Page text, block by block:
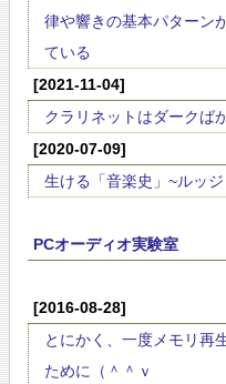
律や響きの基本パターン
ている
[2021-11-04]
クラリネットはダークば
[2020-07-09]
生ける「音楽史」~ルッ
PCオーディオ実験室
[2016-08-28]
とにかく、一度メモリ再
ために（＾＾ｖ